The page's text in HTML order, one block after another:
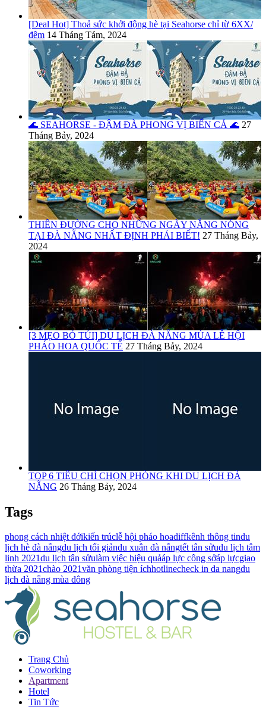
[Deal Hot] Thoả sức khởi động hè tại Seahorse chỉ từ 6XX/
đêm 14 Tháng Tám, 2024
🌊 SEAHORSE - ĐẬM ĐÀ PHONG VỊ BIỂN CẢ 🌊 27
Tháng Bảy, 2024
THIÊN ĐƯỜNG CHO NHỮNG NGÀY NẮNG NÓNG
TẠI ĐÀ NẴNG NHẤT ĐỊNH PHẢI BIẾT! 27 Tháng Bảy,
2024
[3 MẸO BỎ TÚI] DU LỊCH ĐÀ NẴNG MÙA LỄ HỘI
PHÁO HOA QUỐC TẾ 27 Tháng Bảy, 2024
TOP 6 TIÊU CHÍ CHỌN PHÒNG KHI DU LỊCH ĐÀ
NẴNG 26 Tháng Bảy, 2024
Tags
phong cách nhiệt đớikiến trúclễ hội pháo hoadiffkênh thông tindu
lịch hè đà nẵngdu lịch tối giảndu xuân đà nẵngtết tân sửudu lịch tâm
linh 2021du lịch tân sửulàm việc hiệu quảáp lực công sởáp lựcgiao
thừa 2021chào 2021văn phòng tiện íchhotlinecheck in da nangdu
lịch đà nẵng mùa đông
Trang Chủ
Coworking
Apartment
Hotel
Tin Tức